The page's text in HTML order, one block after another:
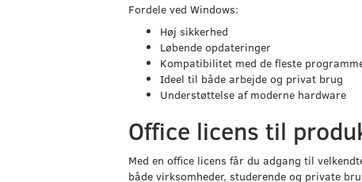
Fordele ved Windows:
Høj sikkerhed
Løbende opdateringer
Kompatibilitet med de fleste
Ideel til både arbejde og privat brug
Understøttelse af moderne hardware
Office licens til
Med en office licens får du adgang til
både virksomheder, studerende og private